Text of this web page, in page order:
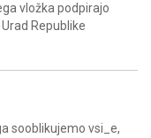
vložka podpirajo
Republike
sooblikujemo vsi_e,